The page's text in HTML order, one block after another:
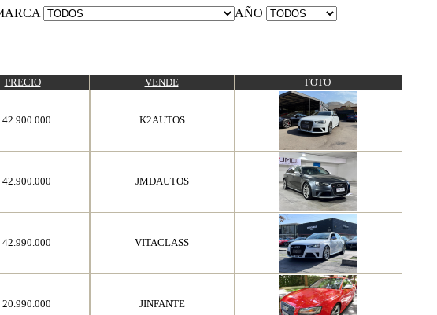
AÑO
PRECIO VENDE FOTO
42.900.000 K2AUTOS
42.900.000 JMDAUTOS
42.990.000 VITACLASS
20.990.000 JINFANTE